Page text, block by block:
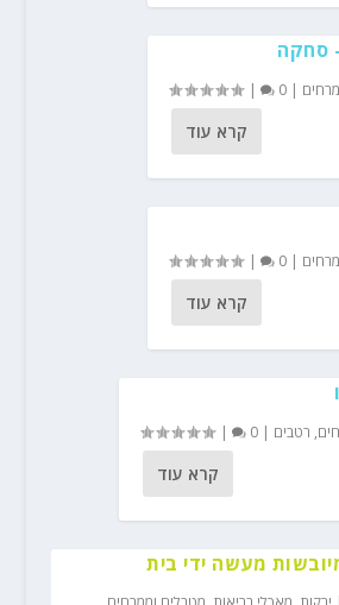
סחקה
|
0
|
קרא עוד
|
0
|
קרא עוד
, רטבים |
0
|
קרא עוד
מעשה ידי בית